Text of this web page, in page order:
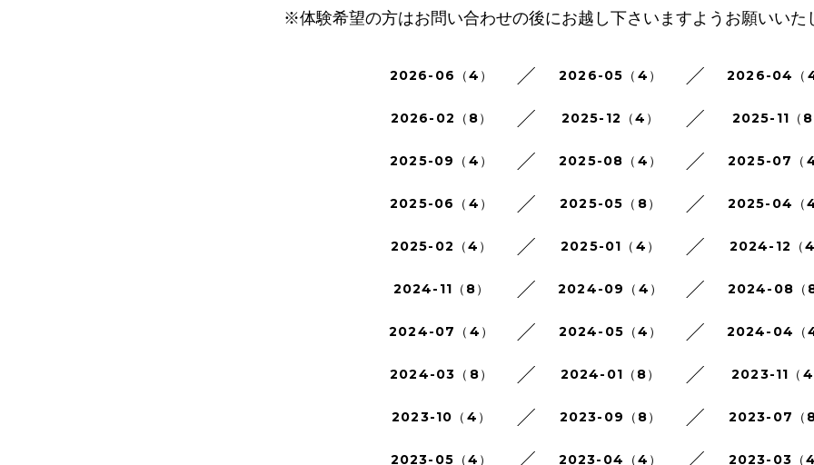
※体験希望の方はお問い合わせの後にお越し下さいますようお願いいた
2026-06（4） 2026-05（4） 2026-04（4
2026-02（8） 2025-12（4） 2025-11（8
2025-09（4） 2025-08（4） 2025-07（4
2025-06（4） 2025-05（8） 2025-04（4
2025-02（4） 2025-01（4） 2024-12（4
2024-11（8） 2024-09（4） 2024-08（8
2024-07（4） 2024-05（4） 2024-04（4
2024-03（8） 2024-01（8） 2023-11（4
2023-10（4） 2023-09（8） 2023-07（8
2023-05（4） 2023-04（4） 2023-03（4